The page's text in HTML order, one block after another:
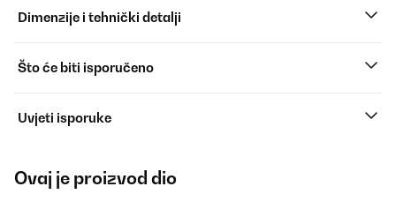
Dimenzije i tehnički detalji
Što će biti isporučeno
Uvjeti isporuke
Ovaj je proizvod dio